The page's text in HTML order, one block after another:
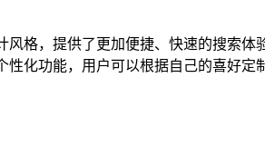
格，提供了更加便捷、快速的搜索
化功能，用户可以根据自己的喜好